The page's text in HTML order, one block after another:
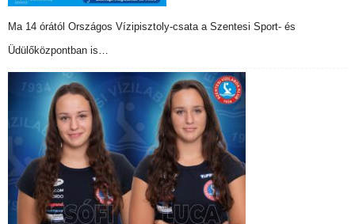
Ma 14 órától Országos Vízipisztoly-csata a Szentesi Sport- és
Üdülőközpontban is…